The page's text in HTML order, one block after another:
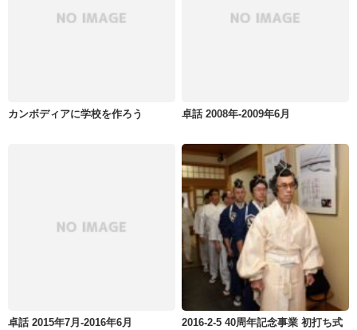
カンボディアに学校を作ろう 卓話 2008年-2009年6月
卓話 2015年7月-2016年6月 2016-2-5 40周年記念事業 初打ち式